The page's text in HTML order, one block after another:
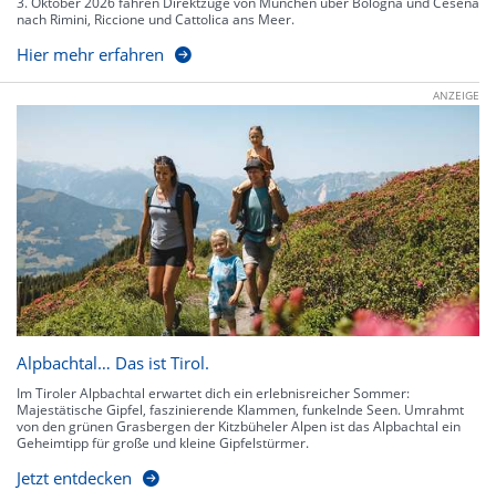
nach Rimini, Riccione und Cattolica ans Meer.
Hier mehr erfahren
ANZEIGE
Alpbachtal… Das ist Tirol.
Im Tiroler Alpbachtal erwartet dich ein erlebnisreicher Sommer:
Majestätische Gipfel, faszinierende Klammen, funkelnde Seen. Umrahmt
von den grünen Grasbergen der Kitzbüheler Alpen ist das Alpbachtal ein
Geheimtipp für große und kleine Gipfelstürmer.
Jetzt entdecken